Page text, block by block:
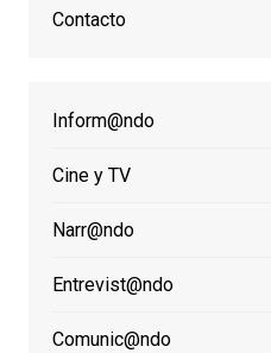
Contacto
Inform@ndo
Cine y TV
Narr@ndo
Entrevist@ndo
Comunic@ndo